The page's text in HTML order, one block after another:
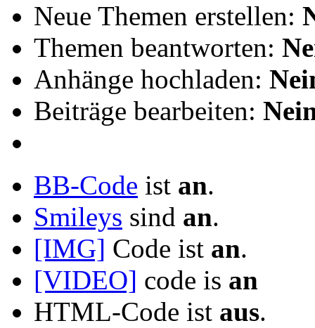
Neue Themen erstellen:
Themen beantworten:
Anhänge hochladen:
Beiträge bearbeiten:
BB-Code ist an.
Smileys sind an.
[IMG] Code ist an.
[VIDEO] code is an
HTML-Code ist aus.